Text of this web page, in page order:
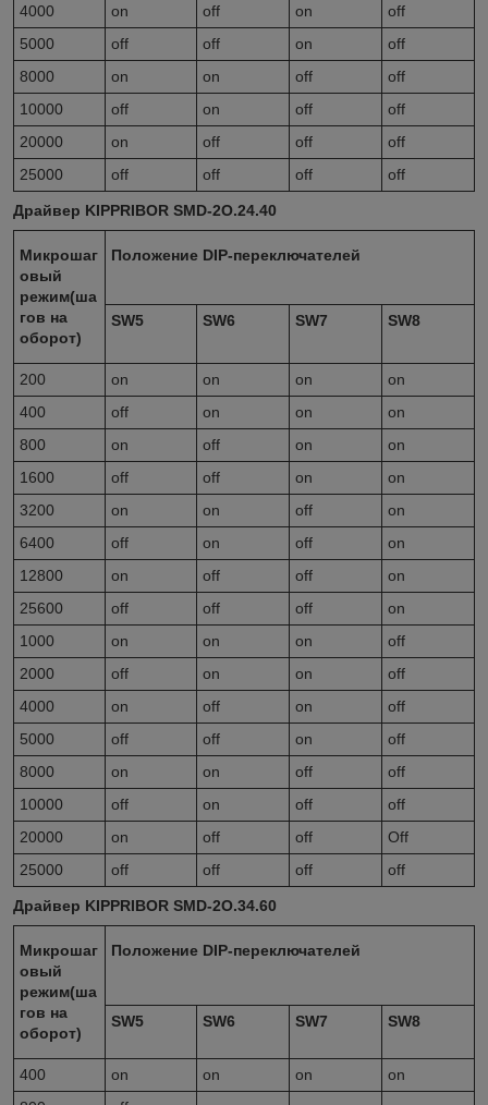
4000
on off on
off
5000
off off on
off
8000
on on off
off
10000
off on off
off
20000
on off off
off
25000
off off off off
Драйвер KIPPRIBOR SMD-2O.24.40
Микрошаг
овый
режим(ша
гов на
оборот)
Положение DIP-переключателей
SW5 SW6 SW7 SW8
200 on on on
on
400
off on on
on
800
on off on
on
1600
off off on
on
3200
on on off
on
6400
off on off
on
12800
on off off
on
25600
off off off
on
1000
on on on
off
2000
off on on
off
4000
on off on
off
5000
off off on
off
8000
on on off
off
10000
off on off
off
20000
on off off
Off
25000
off off off off
Драйвер KIPPRIBOR SMD-2O.34.60
Микрошаг
овый
режим(ша
гов на
оборот)
Положение DIP-переключателей
SW5 SW6 SW7 SW8
400 on on on
on